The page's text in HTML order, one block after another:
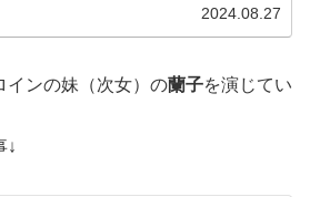
2024.08.27
インの妹（次女）の蘭子を演じてい
↓